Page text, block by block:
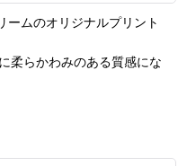
ムのオリジナルプリント
柔らかわみのある質感にな